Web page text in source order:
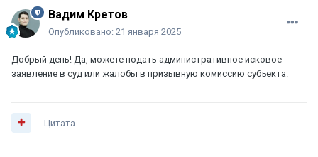
Вадим Кретов
Опубликовано: 21 января 2025
Добрый день! Да, можете подать административное исковое
заявление в суд или жалобы в призывную комиссию субъекта.
Цитата